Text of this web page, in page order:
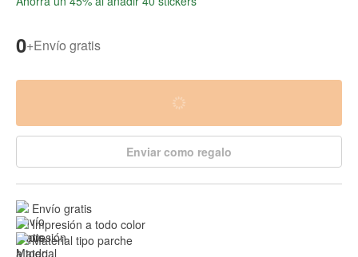
0+Envío gratis
Enviar como regalo
Envío gratis
Impresión a todo color
Material tipo parche